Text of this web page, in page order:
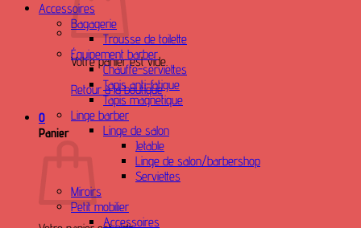
Votre panier est vide.
Retour à la boutique
0
Panier
Accessoires
Bagagerie
Trousse de toilette
Équipement barber
Chauffe-serviettes
Tapis anti-fatigue
Tapis magnetique
Linge barber
Linge de salon
Jetable
Linge de salon/barbershop
Serviettes
Miroirs
Petit mobilier
Accessoires